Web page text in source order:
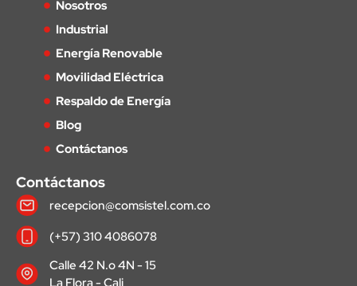
Nosotros
Industrial
Energía Renovable
Movilidad Eléctrica
Respaldo de Energía
Blog
Contáctanos
Contáctanos
recepcion@comsistel.com.co
(+57) 310 4086078
Calle 42 N.o 4N - 15
La Flora - Cali